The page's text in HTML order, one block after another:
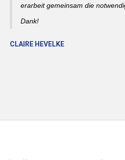
erarbeit gemeinsam die
Dank!
CLAIRE HEVELKE